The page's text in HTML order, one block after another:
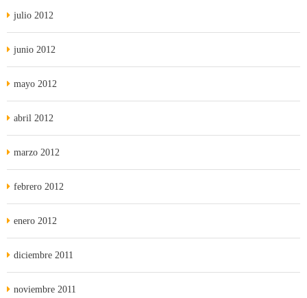
julio 2012
junio 2012
mayo 2012
abril 2012
marzo 2012
febrero 2012
enero 2012
diciembre 2011
noviembre 2011